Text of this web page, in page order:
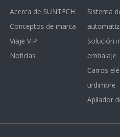
Acerca de SUNTECH
Conceptos de marca
Viaje VIP
Noticias
Sistema
Solución
embalaje
Carros
urdimbre
Apilador